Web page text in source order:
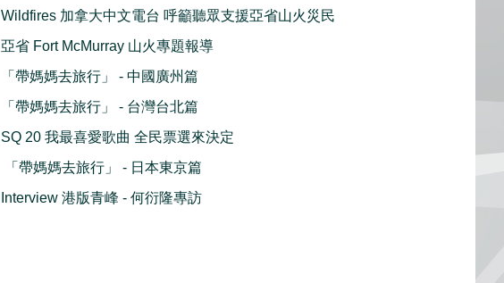
Wildfires 加拿大中文電台 呼籲聽眾支援亞省山火災民
亞省 Fort McMurray 山火專題報導
「帶媽媽去旅行」 - 中國廣州篇
「帶媽媽去旅行」 - 台灣台北篇
SQ 20 我最喜愛歌曲 全民票選來決定
「帶媽媽去旅行」 - 日本東京篇
Interview 港版青峰 - 何衍隆專訪